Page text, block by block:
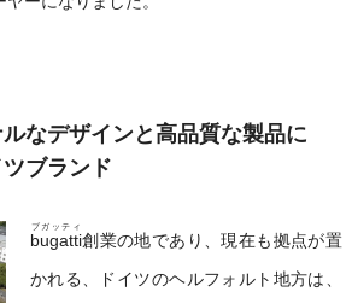
ルなデザインと高品質な製品に
ブランド
bugatti
ブガッティ
創業の地であり、現在も拠点が置
かれる、ドイツのヘルフォルト地方は、